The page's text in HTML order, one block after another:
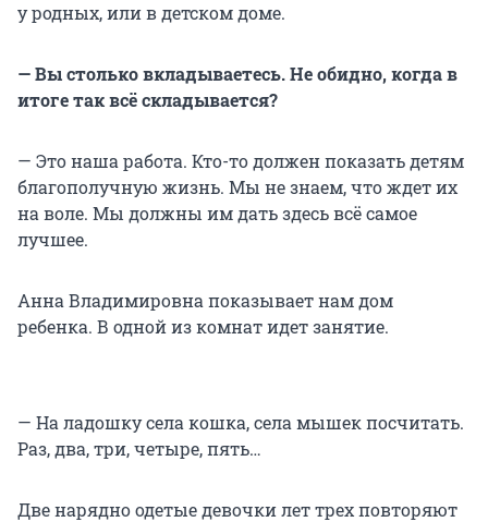
у родных, или в детском доме.
— Вы столько вкладываетесь. Не обидно, когда в
итоге так всё складывается?
— Это наша работа. Кто-то должен показать детям
благополучную жизнь. Мы не знаем, что ждет их
на воле. Мы должны им дать здесь всё самое
лучшее.
Анна Владимировна показывает нам дом
ребенка. В одной из комнат идет занятие.
— На ладошку села кошка, села мышек посчитать.
Раз, два, три, четыре, пять…
Две нарядно одетые девочки лет трех повторяют